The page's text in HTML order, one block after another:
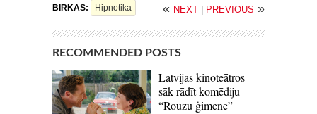
BIRKAS: Hipnotika « NEXT | PREVIOUS »
RECOMMENDED POSTS
Latvijas kinoteātros
sāk rādīt komēdiju
“Rouzu ģimene”